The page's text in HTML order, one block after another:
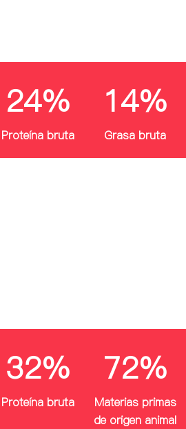
24%
Proteína bruta
14%
Grasa bruta
32%
Proteína bruta
72%
Materias primas
de origen animal